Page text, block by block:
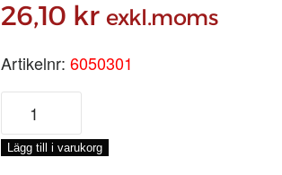
26,10 kr exkl.moms
Artikelnr: 6050301
5030
INNANFÖNSTERGÅNGJÄRN
M
SKRUV
Lägg till i varukorg